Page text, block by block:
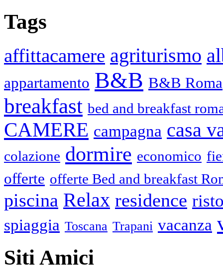
Tags
affittacamere agriturismo
appartamento B&B B&B Roma
breakfast bed and breakfast
CAMERE campagna casa
colazione dormire economico
offerte offerte Bed and breakfast
piscina Relax residence
spiaggia Toscana Trapani vacanza
Siti Amici